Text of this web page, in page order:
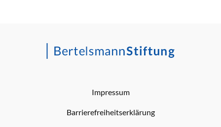
Impressum
Barrierefreiheitserklärung